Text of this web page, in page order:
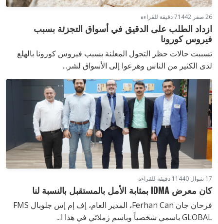
26 صفر 1442 7 دقيقة للقراءة
ازداد الطلب على الدقيق في أسواق التجزئة بسبب
فيروس كورونا
تسببت حالات حظر التجول المعلنة بسبب فيروس كورونا بالهلع
لدى الكثير من الناس وهرعوا إلى الأسواق لشر...
17 شوال 1440 1 دقيقة للقراءة
كان معرض IDMA بمثابة الأمل بالمستقبل بالنسبة لنا
فرحان جان Ferhan Can، المدير العام، إف إم إس جلوبال FMS
GLOBAL باسمي شخصياً وباسم زملائي في هذا ا...